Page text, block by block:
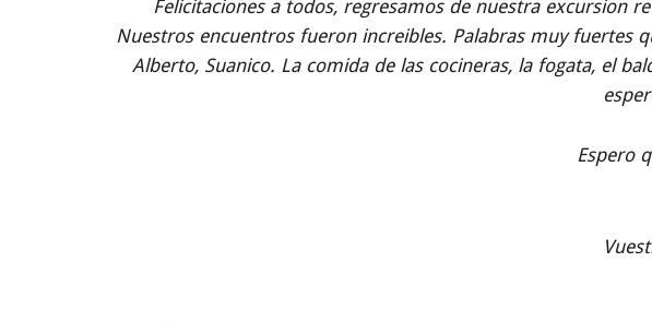
Felicitaciones a todos, regresamos de nuestra excursion
Nuestros encuentros fueron increibles. Palabras muy fuertes
Alberto, Suanico. La comida de las cocineras, la fogata, el
Espero